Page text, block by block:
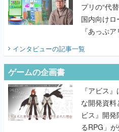
プリの“代
国内向け
『あっぷ
インタビューの記事一覧
ゲームの企画書
『アビス
な開発資
ビス』開
るRPG」